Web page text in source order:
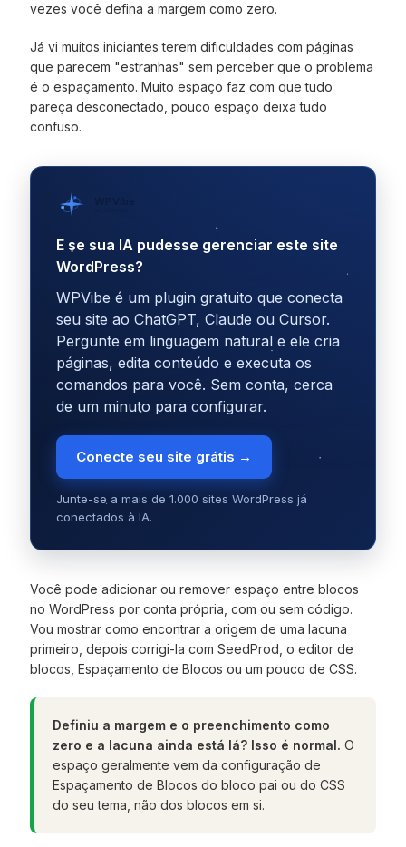
vezes você defina a margem como zero.
Já vi muitos iniciantes terem dificuldades com páginas
que parecem "estranhas" sem perceber que o problema
é o espaçamento. Muito espaço faz com que tudo
pareça desconectado, pouco espaço deixa tudo
confuso.
WPVibe
E se sua IA pudesse gerenciar este site
WordPress?
WPVibe é um plugin gratuito que conecta
seu site ao ChatGPT, Claude ou Cursor.
Pergunte em linguagem natural e ele cria
páginas, edita conteúdo e executa os
comandos para você. Sem conta, cerca
de um minuto para configurar.
Conecte seu site grátis →
Junte-se a mais de 1.000 sites WordPress já
conectados à IA.
Você pode adicionar ou remover espaço entre blocos
no WordPress por conta própria, com ou sem código.
Vou mostrar como encontrar a origem de uma lacuna
primeiro, depois corrigi-la com SeedProd, o editor de
blocos, Espaçamento de Blocos ou um pouco de CSS.
Definiu a margem e o preenchimento como
zero e a lacuna ainda está lá? Isso é normal. O
espaço geralmente vem da configuração de
Espaçamento de Blocos do bloco pai ou do CSS
do seu tema, não dos blocos em si.